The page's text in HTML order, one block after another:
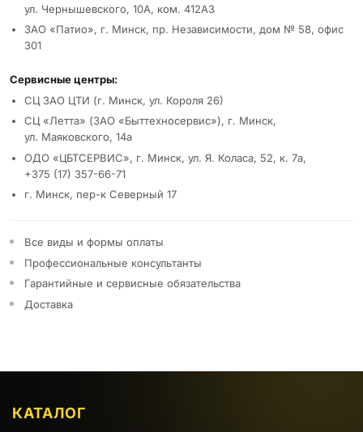
ул. Чернышевского, 10А, ком. 412А3
ЗАО «Патио», г. Минск, пр. Независимости, дом № 58, офис
301
Сервисные центры:
СЦ ЗАО ЦТИ (г. Минск, ул. Короля 26)
СЦ «Летта» (ЗАО «Быттехносервис»), г. Минск,
ул. Маяковского, 14а
ОДО «ЦБТСЕРВИС», г. Минск, ул. Я. Коласа, 52, к. 7а,
+375 (17) 357-66-71
г. Минск, пер-к Северный 17
Все виды и формы оплаты
Профессиональные консультанты
Гарантийные и сервисные обязательства
Доставка
КАТАЛОГ